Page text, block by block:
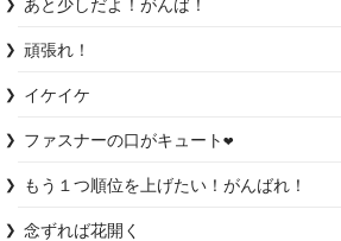
あと少しだよ！がんば！
頑張れ！
イケイケ
ファスナーの口がキュート❤️
もう１つ順位を上げたい！がんばれ！
念ずれば花開く